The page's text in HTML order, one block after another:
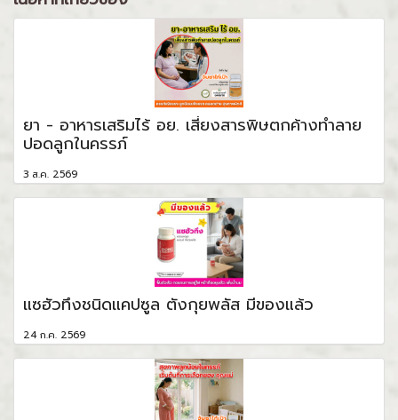
ยา - อาหารเสริมไร้ อย. เสี่ยงสารพิษตกค้างทำลาย
ปอดลูกในครรภ์
3 ส.ค. 2569
แซฮัวทึงชนิดแคปซูล ตังกุยพลัส มีของแล้ว
24 ก.ค. 2569